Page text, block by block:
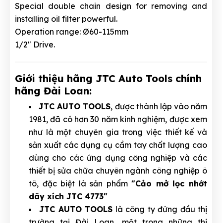
Special double chain design for removing and
installing oil filter powerful.
Operation range: Ø60-115mm
1/2" Drive.
Giới thiệu hãng JTC Auto Tools chính
hãng Đài Loan:
JTC AUTO TOOLS, được thành lập vào năm
1981, đã có hơn 30 năm kinh nghiệm, được xem
như là một chuyên gia trong việc thiết kế và
sản xuất các dụng cụ cầm tay chất lượng cao
dùng cho các ứng dụng công nghiệp và các
thiết bị sửa chữa chuyên ngành công nghiệp ô
tô, đặc biệt là sản phẩm"Cảo mở lọc nhớt
dây xích JTC 4773"
JTC AUTO TOOLS là công ty đứng đầu thị